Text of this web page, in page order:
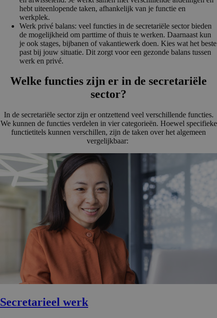
hebt uiteenlopende taken, afhankelijk van je functie en
werkplek.
Werk privé balans: veel functies in de secretariële sector bieden
de mogelijkheid om parttime of thuis te werken. Daarnaast kun
je ook stages, bijbanen of vakantiewerk doen. Kies wat het beste
past bij jouw situatie. Dit zorgt voor een gezonde balans tussen
werk en privé.
Welke functies zijn er in de secretariële
sector?
In de secretariële sector zijn er ontzettend veel verschillende functies.
We kunnen de functies verdelen in vier categorieën. Hoewel specifieke
functietitels kunnen verschillen, zijn de taken over het algemeen
vergelijkbaar:
Secretarieel werk